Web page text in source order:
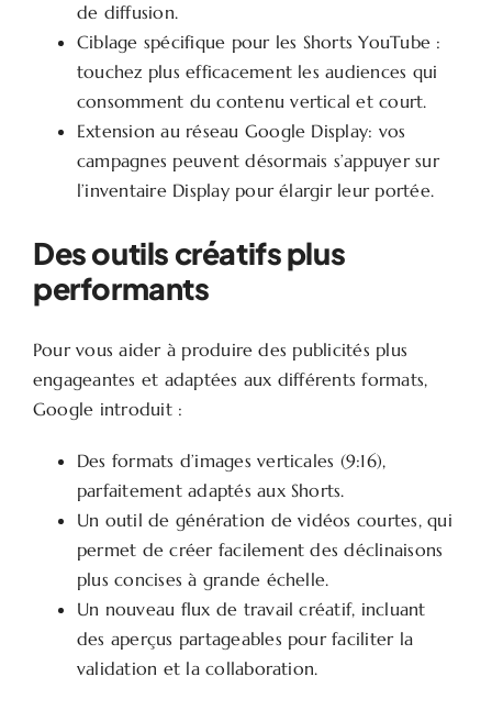
de diffusion.
Ciblage spécifique pour les Shorts YouTube :
touchez plus efficacement les audiences qui
consomment du contenu vertical et court.
Extension au réseau Google Display: vos
campagnes peuvent désormais s’appuyer sur
l’inventaire Display pour élargir leur portée.
Des outils créatifs plus
performants
Pour vous aider à produire des publicités plus
engageantes et adaptées aux différents formats,
Google introduit :
Des formats d’images verticales (9:16),
parfaitement adaptés aux Shorts.
Un outil de génération de vidéos courtes, qui
permet de créer facilement des déclinaisons
plus concises à grande échelle.
Un nouveau flux de travail créatif, incluant
des aperçus partageables pour faciliter la
validation et la collaboration.